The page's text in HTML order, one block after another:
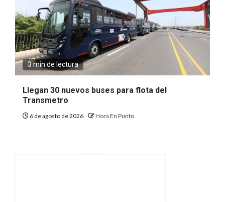
3 min de lectura
Llegan 30 nuevos buses para flota del
Transmetro
6 de agosto de 2026 Hora En Punto